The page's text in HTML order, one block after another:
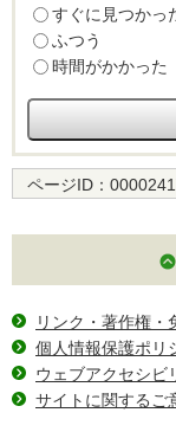
すぐに見つかっ
ふつう
時間がかかった
ページID：
リンク・著作権・
個人情報保護ポリ
ウェブアクセシビ
サイトに関するご